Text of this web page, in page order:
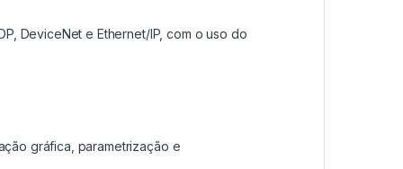
DeviceNet e Ethernet/IP, com o uso do
gráfica, parametrização e